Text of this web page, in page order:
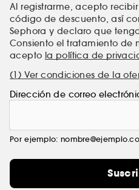
Al registrarme, acepto
código de descuento, así
Sephora y declaro que
Consiento el tratamiento de
acepto la política de
(1) Ver condiciones de la
Dirección de correo
Por ejemplo: